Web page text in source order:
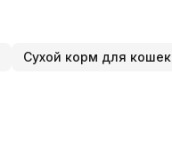
Сухой корм для кошек